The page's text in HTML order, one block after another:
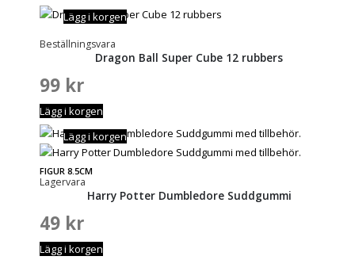
Beställningsvara
Lägg i korgen
Dragon Ball Super Cube 12 rubbers
99 kr
Lägg i korgen
FIGUR 8.5CM
Lagervara
Lägg i korgen
Harry Potter Dumbledore Suddgummi
49 kr
Lägg i korgen